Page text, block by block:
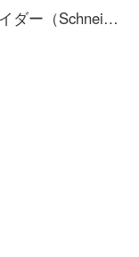
シュナイダー（Schneider）BK 402+万年笔ドイツから輸入した男女学生が大人のトレーナーで笔墨水墨笔EFチップ【グリーン】にサインします。